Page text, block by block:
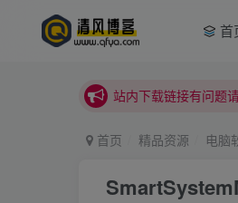
首
站内下载链接有问题
站内下载链接有问题
首页 精品资源 电脑